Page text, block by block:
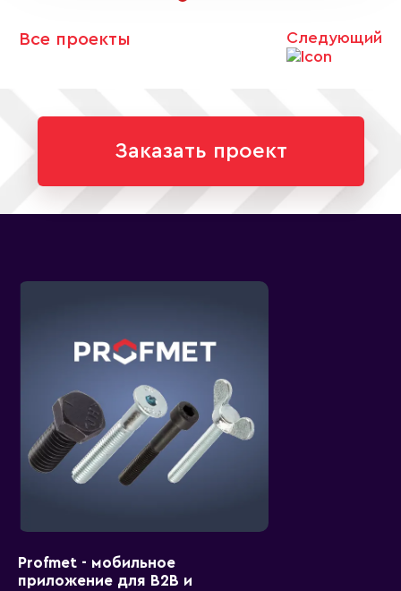
Все проекты Следующий
Заказать проект
Profmet - мобильное
приложение для B2B и